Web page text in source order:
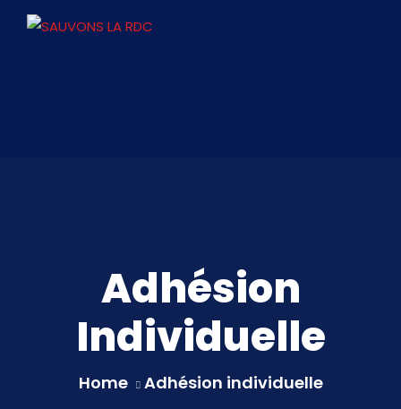
Adhésion
Individuelle
Home Adhésion individuelle